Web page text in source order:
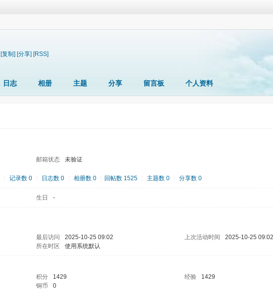
[复制] [分享] [RSS]
日志 相册 主题 分享 留言板 个人资料
邮箱状态 未验证
记录数 0 日志数 0 相册数 0 回帖数 1525 主题数 0 分享数 0
生日 -
最后访问 2025-10-25 09:02 上次活动时间
2025-10-25 09:02
所在时区 使用系统默认
积分 1429 经验
1429
铜币 0